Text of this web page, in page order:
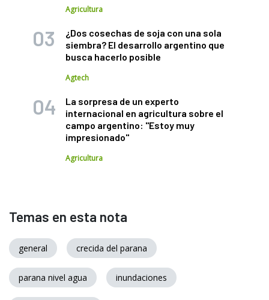
Agricultura
¿Dos cosechas de soja con una sola
siembra? El desarrollo argentino que
busca hacerlo posible
Agtech
La sorpresa de un experto
internacional en agricultura sobre el
campo argentino: "Estoy muy
impresionado"
Agricultura
Temas en esta nota
general crecida del parana
parana nivel agua inundaciones